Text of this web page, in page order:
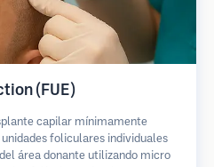
(FUE)
capilar mínimamente
foliculares individuales
área donante utilizando micro